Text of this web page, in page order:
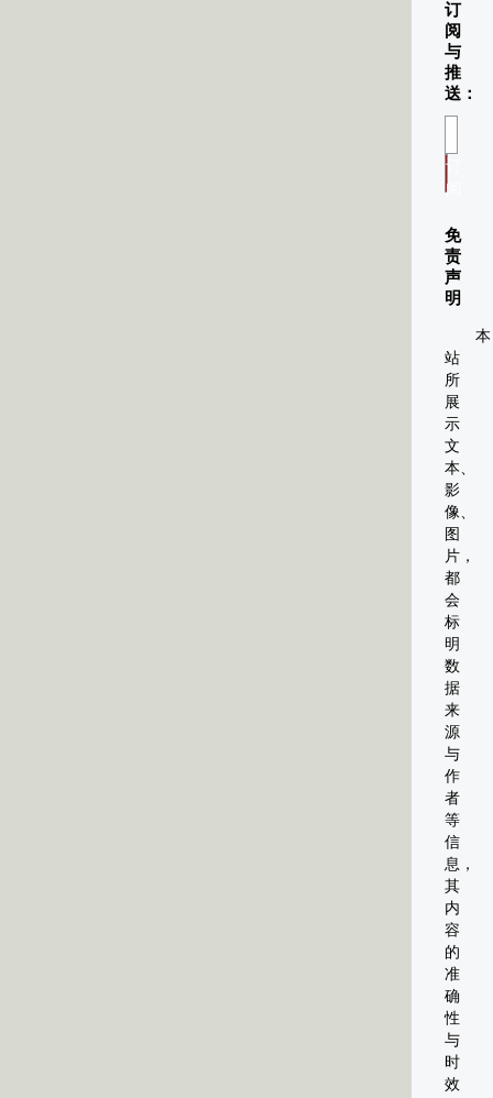
订
阅
与
推
送：
订
阅
免
责
声
明
本
站
所
展
示
文
本、
影
像、
图
片，
都
会
标
明
数
据
来
源
与
作
者
等
信
息，
其
内
容
的
准
确
性
与
时
效